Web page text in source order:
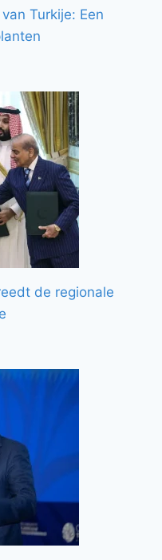
Turkije: Een
de regionale